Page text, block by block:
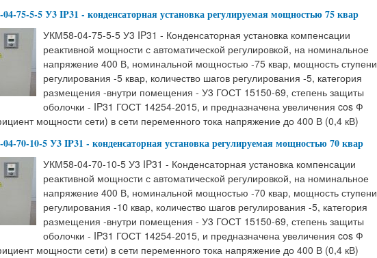
75-5-5 У3 IP31 - конденсаторная установка регулируемая мощностью 75 квар
УКМ58-04-75-5-5 У3 IP31 - Конденсаторная установка компенсации
реактивной мощности с автоматической регулировкой, на номинальное
напряжение 400 В, номинальной мощностью -75 квар, мощность ступени
регулирования -5 квар, количество шагов регулирования -5, категория
размещения -внутри помещения - У3 ГОСТ 15150-69, степень защиты
оболочки - IP31 ГОСТ 14254-2015, и предназначена увеличения cos Ф
мощности сети) в сети переменного тока напряжение до 400 В (0,4 кВ)
70-10-5 У3 IP31 - конденсаторная установка регулируемая мощностью 70 квар
УКМ58-04-70-10-5 У3 IP31 - Конденсаторная установка компенсации
реактивной мощности с автоматической регулировкой, на номинальное
напряжение 400 В, номинальной мощностью -70 квар, мощность ступени
регулирования -10 квар, количество шагов регулирования -5, категория
размещения -внутри помещения - У3 ГОСТ 15150-69, степень защиты
оболочки - IP31 ГОСТ 14254-2015, и предназначена увеличения cos Ф
мощности сети) в сети переменного тока напряжение до 400 В (0,4 кВ)